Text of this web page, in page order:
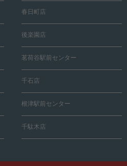
春日町店
後楽園店
茗荷谷駅前センター
千石店
根津駅前センター
千駄木店